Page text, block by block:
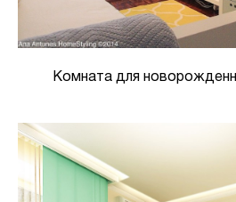
Комната для